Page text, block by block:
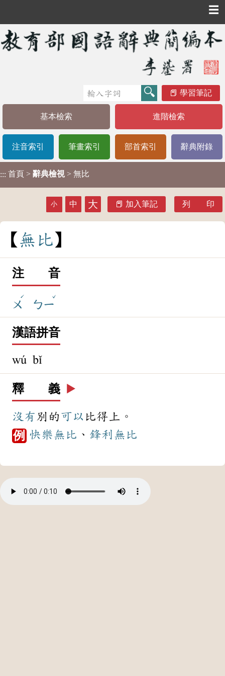
☰
學習筆記
基本檢索 進階檢索
注音索引 筆畫索引 部首索引 辭典附錄
::: 首頁 > 辭典檢視 > 無比
小 中 大 加入筆記 列 印
無 比
注 音
ㄨ
ˊ
ㄅㄧ
ˇ
漢語拼音
wú bǐ
釋 義 ▶️
沒有 別的 可以 比得上。
例 快樂無比 、 鋒利 無比